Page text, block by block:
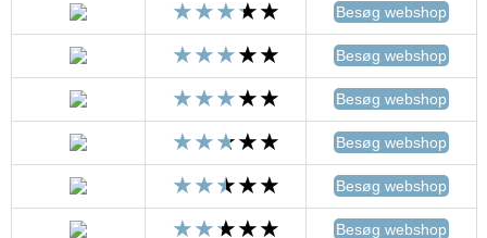
Besøg webshop
Besøg webshop
Besøg webshop
Besøg webshop
Besøg webshop
Besøg webshop